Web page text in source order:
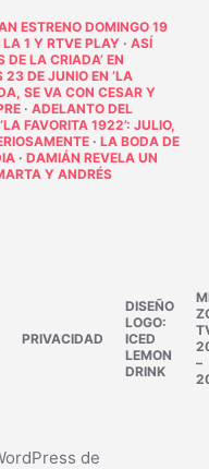
ESTRENO DOMINGO 19
LA 1 Y RTVE PLAY· ASÍ
DE LA CRIADA’ EN
DE JUNIO EN ‘LA
SE VA CON CESAR Y
· ADELANTO DEL
FAVORITA 1922’: JULIO,
· LA BODA DE
· DAMIÁN REVELA UN
Y ANDRÉS
PRIVACIDAD
DISEÑO
LOGO:
ICED
LEMON
DRINK
–
de